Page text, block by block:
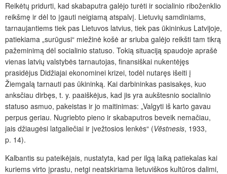
Reikėtų pridurti, kad skabaputra galėjo turėti ir socialinio riboženklio
reikšmę ir dėl to įgauti neigiamą atspalvį. Lietuvių samdiniams,
tarnaujantiems tiek pas Lietuvos latvius, tiek pas ūkininkus Latvijoje,
patiekiama „surūgusi“ miežinė košė ar sriuba galėjo reikšti tam tikrą
pažeminimą dėl socialinio statuso. Tokią situaciją spaudoje aprašė
vienas latvių valstybės tarnautojas, finansiškai nukentėjęs
prasidėjus Didžiajai ekonominei krizei, todėl nutaręs išeiti į
Žiemgalą tarnauti pas ūkininką. Kai darbininkas pasisakęs, kuo
anksčiau dirbęs, t. y. paaiškėjus, kad jis yra aukštesnio socialinio
statuso asmuo, pakeistas ir jo maitinimas: „Valgyti iš karto gavau
perpus geriau. Nugriebto pieno ir skabaputros beveik nemačiau,
jais džiaugėsi latgaliečiai ir įvežtosios lenkės“ (Vēstnesis, 1933,
p. 14).
Kalbantis su pateikėjais, nustatyta, kad per ilgą laiką patiekalas kai
kuriems virto įprastu, netgi neatskiriama lietuviškos kultūros dalimi,